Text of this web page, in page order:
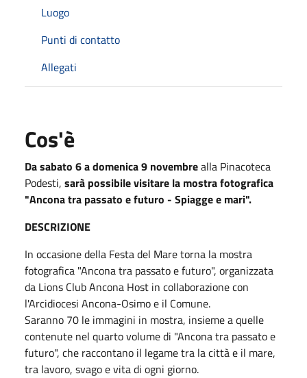
Luogo
Punti di contatto
Allegati
Cos'è
Da sabato 6 a domenica 9 novembrealla Pinacoteca
Podesti, sarà possibile visitare la mostra fotografica
"Ancona tra passato e futuro - Spiagge e mari".
DESCRIZIONE
In occasione della Festa del Mare torna la mostra
fotografica "Ancona tra passato e futuro", organizzata
da Lions Club Ancona Host in collaborazione con
l'Arcidiocesi Ancona-Osimo e il Comune.
Saranno 70 le immagini in mostra, insieme a quelle
contenute nel quarto volume di "Ancona tra passato e
futuro", che raccontano il legame tra la città e il mare,
tra lavoro, svago e vita di ogni giorno.